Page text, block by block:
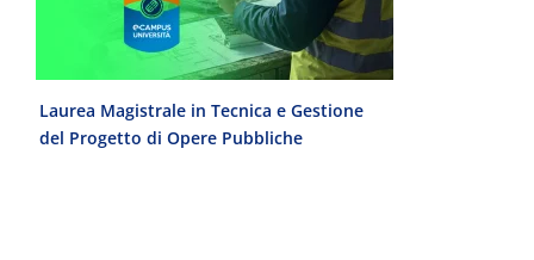
Laurea Magistrale in Tecnica e Gestione
del Progetto di Opere Pubbliche